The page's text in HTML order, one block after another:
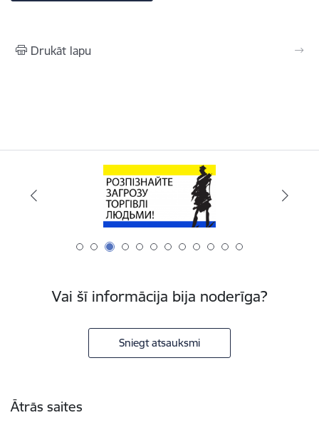
Drukāt lapu
Vai šī informācija bija noderīga?
Sniegt atsauksmi
Ātrās saites